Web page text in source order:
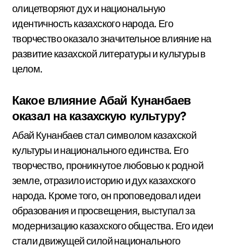
олицетворяют дух и национальную
идентичность казахского народа. Его
творчество оказало значительное влияние на
развитие казахской литературы и культуры в
целом.
Какое влияние Абай Кунанбаев
оказал на казахскую культуру?
Абай Кунанбаев стал символом казахской
культуры и национального единства. Его
творчество, проникнутое любовью к родной
земле, отразило историю и дух казахского
народа. Кроме того, он проповедовал идеи
образования и просвещения, выступал за
модернизацию казахского общества. Его идеи
стали движущей силой национального